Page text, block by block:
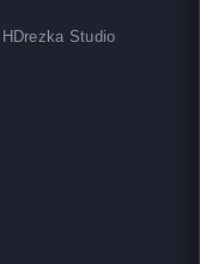
HDrezka Studio